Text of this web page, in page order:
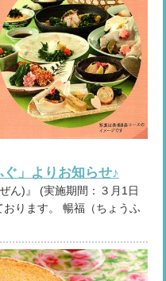
」よりお知らせ♪
ん)』 (実施期間：３月1日
ります。 暢福（ちょうふ